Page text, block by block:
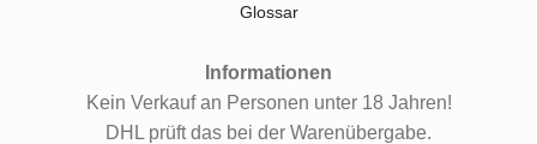
Glossar
Informationen
Kein Verkauf an Personen unter 18 Jahren!
DHL prüft das bei der Warenübergabe.